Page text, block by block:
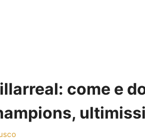
come e